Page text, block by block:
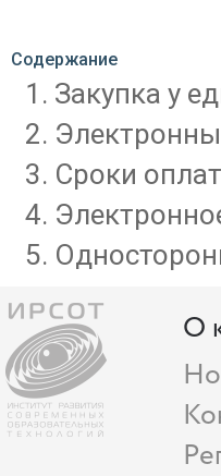
Содержание
Закупка у
Сроки
О